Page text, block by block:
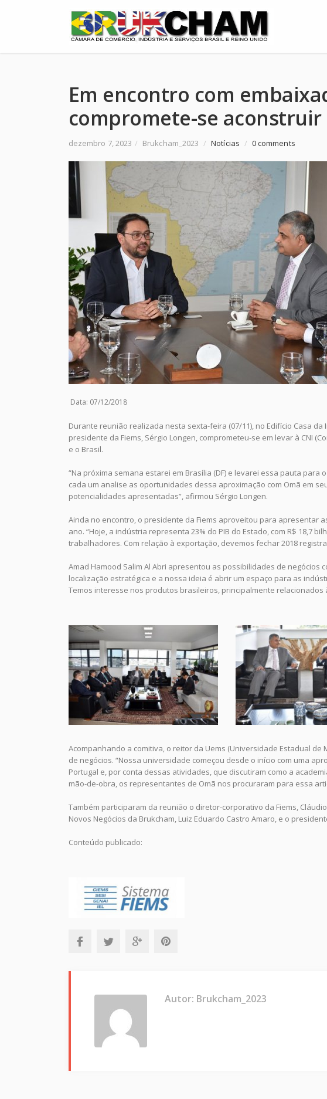
Em encontro com
compromete-se aconstruir
dezembro 7, 2023 / Brukcham_2023 / Notícias / 0 comments
Data: 07/12/2018
Durante reunião realizada nesta sexta-feira (07/11), no Edifício Casa da
presidente da Fiems, Sérgio Longen, comprometeu-se em levar à CNI
e o Brasil.
“Na próxima semana estarei em Brasília (DF) e levarei essa pauta
cada um analise as oportunidades dessa aproximação com Omã em
potencialidades apresentadas”, afirmou Sérgio Longen.
Ainda no encontro, o presidente da Fiems aproveitou para apresentar
ano. “Hoje, a indústria representa 23% do PIB do Estado, com R$ 18,7
trabalhadores. Com relação à exportação, devemos fechar 2018
Amad Hamood Salim Al Abri apresentou as possibilidades de negócios
localização estratégica e a nossa ideia é abrir um espaço para as
Temos interesse nos produtos brasileiros, principalmente
Acompanhando a comitiva, o reitor da Uems (Universidade Estadual
de negócios. “Nossa universidade começou desde o início com uma
Portugal e, por conta dessas atividades, que discutiram como a
mão-de-obra, os representantes de Omã nos procuraram para essa
Também participaram da reunião o diretor-corporativo da Fiems,
Novos Negócios da Brukcham, Luiz Eduardo Castro Amaro, e o
Conteúdo publicado:
Autor: Brukcham_2023